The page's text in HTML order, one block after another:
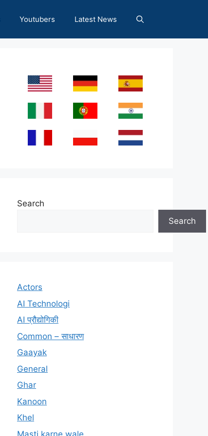
Youtubers Latest News
Search
Search
Actors
AI Technologi
AI प्रौद्योगिकी
Common – साधारण
Gaayak
General
Ghar
Kanoon
Khel
Masti karne wale